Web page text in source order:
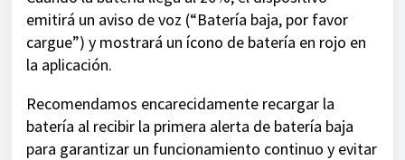
emitirá un aviso de voz (“Batería baja, por favor
cargue”) y mostrará un ícono de batería en rojo en
la aplicación.
Recomendamos encarecidamente recargar la
batería al recibir la primera alerta de batería baja
para garantizar un funcionamiento continuo y evitar